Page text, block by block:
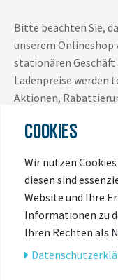
Bitte beachten Sie,
unserem Onlineshop
stationären Geschäft
Ladenpreise werden
Aktionen,
jeweiligen
ausgewiesen ist.
Vielen Dank für Ihr
COOKIES
Wir nutzen
diesen sind
Website und Ihre
Informationen zu
Ihren Rechten als